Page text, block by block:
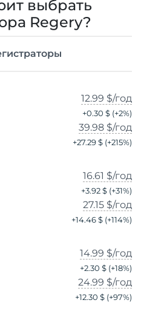
выбрать
Regery?
12.99 $/год
+0.30 $ (+2%)
39.98 $/год
+27.29 $ (+215%)
16.61 $/год
+3.92 $ (+31%)
27.15 $/год
+14.46 $ (+114%)
14.99 $/год
+2.30 $ (+18%)
24.99 $/год
+12.30 $ (+97%)